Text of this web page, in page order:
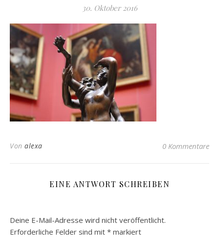
30. Oktober 2016
Von alexa 0 Kommentare
EINE ANTWORT SCHREIBEN
Deine E-Mail-Adresse wird nicht veröffentlicht.
Erforderliche Felder sind mit * markiert